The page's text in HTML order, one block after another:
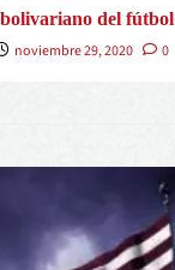
del fútbol
noviembre 29, 2020 0